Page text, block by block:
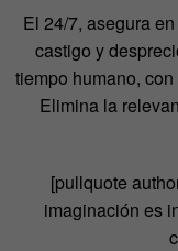
El 24/7, asegura
castigo y
tiempo humano,
Elimina la
[pullquote
imaginación es